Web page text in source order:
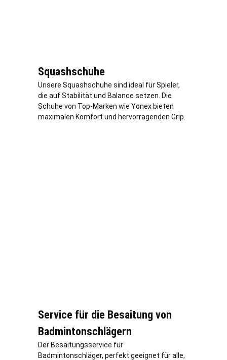
Squashschuhe
Unsere Squashschuhe sind ideal für Spieler,
die auf Stabilität und Balance setzen. Die
Schuhe von Top-Marken wie Yonex bieten
maximalen Komfort und hervorragenden Grip.
Service für die Besaitung von
Badmintonschlägern
Der Besaitungsservice für
Badmintonschläger, perfekt geeignet für alle,